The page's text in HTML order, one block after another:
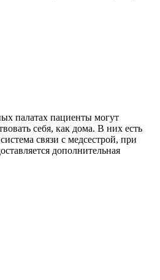
палатах пациенты могут
себя, как дома. В них есть
связи с медсестрой, при
дополнительная